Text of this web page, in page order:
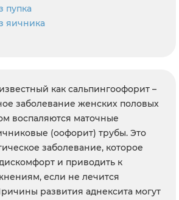
пупка
яичника
как сальпингоофорит –
заболевание женских половых
воспаляются маточные
(оофорит) трубы. Это
заболевание, которое
и приводить к
если не лечится
развития аднексита могут